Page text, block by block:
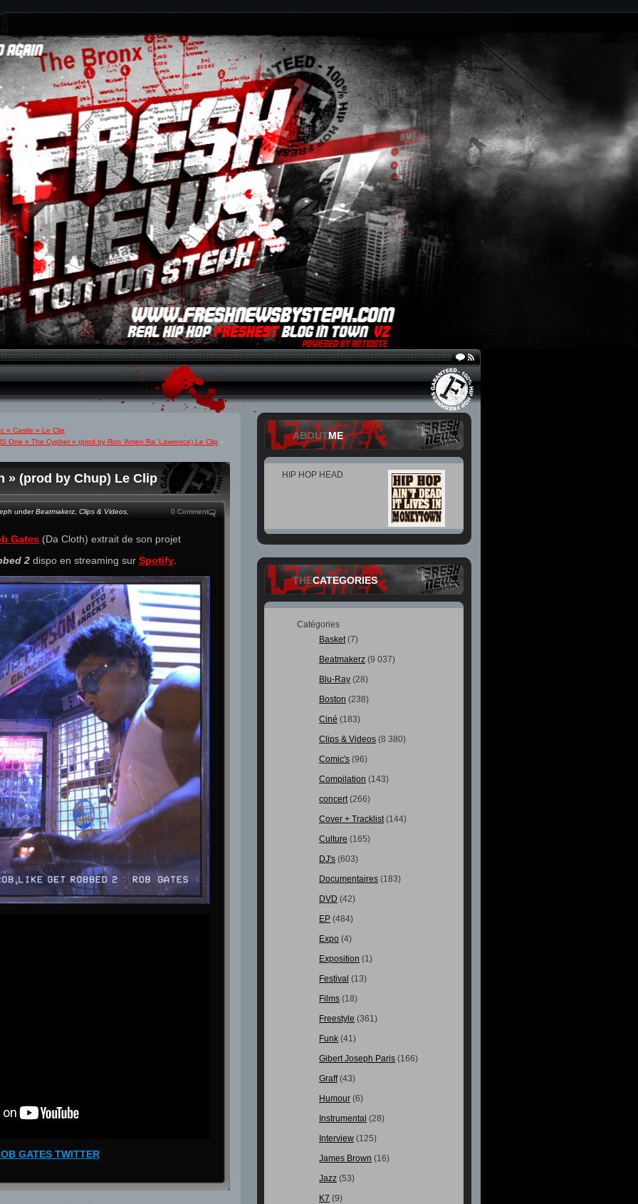
« Castle » Le Clip
One « The Cypher » (prod by Ron ‘Amen Ra’ Lawrence) Le Clip »
» (prod by Chup) Le Clip
underBeatmakerz Clips & Videos 0 Comment
Gates(Da Cloth) extrait de son projet
2dispo en streaming sur Spotify.
GATES TWITTER
ABOUTME
HIP HOP HEAD
THECATEGORIES
Catégories
Basket(7)
Beatmakerz (9 037)
Blu-Ray (28)
Boston (238)
Ciné (183)
Clips & Videos (8 380)
Comic's (96)
Compilation (143)
concert(266)
Cover + Tracklist(144)
Culture (165)
DJ's (603)
Documentaires (183)
DVD (42)
EP (484)
Expo (4)
Exposition (1)
Festival (13)
Films (18)
Freestyle (361)
Funk (41)
Gibert Joseph Paris (166)
Graff(43)
Humour (6)
Instrumental (28)
Interview (125)
James Brown (16)
Jazz (53)
K7 (9)